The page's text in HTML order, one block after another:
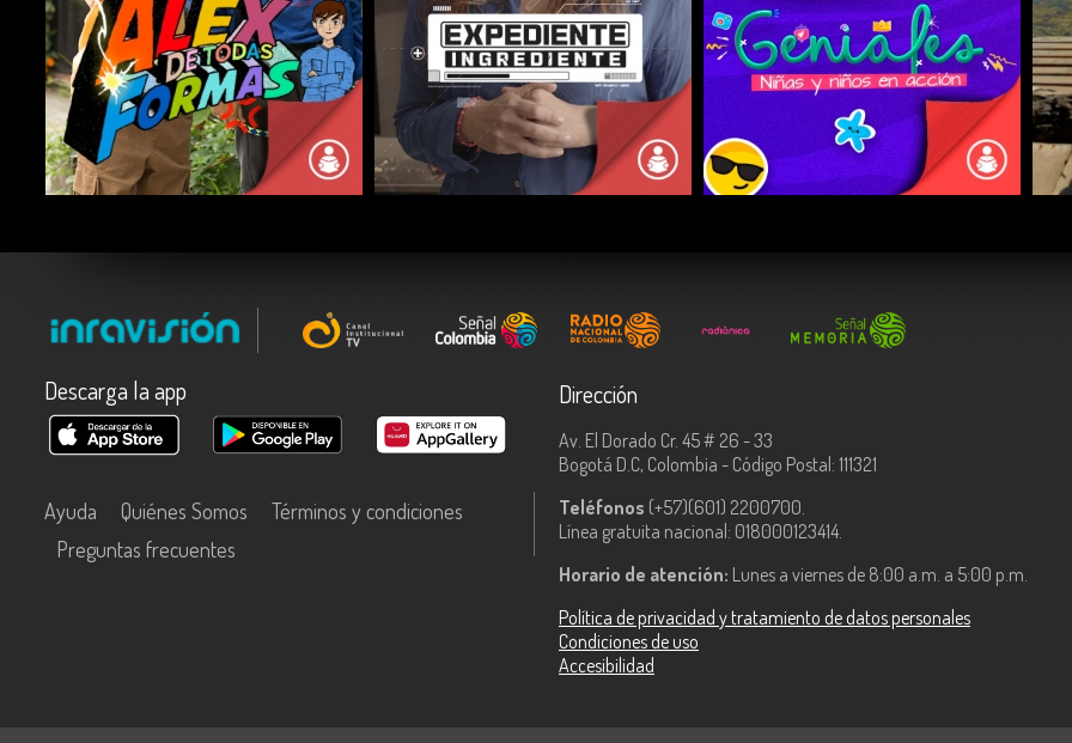
COMPARTIR COMPARTIR COMPARTIR
Descarga la app
Ayuda Quiénes Somos
Términos y condiciones
Preguntas frecuentes
Dirección
Av. El Dorado Cr. 45 # 26 - 33
Bogotá D.C, Colombia - Código Postal: 111321
Teléfonos (+57)(601) 2200700.
Línea gratuita nacional: 018000123414.
Horario de atención: Lunes a viernes de 8:00 a.m. a 5:00 p.m.
Política de privacidad y tratamiento de datos personales
Condiciones de uso
Accesibilidad